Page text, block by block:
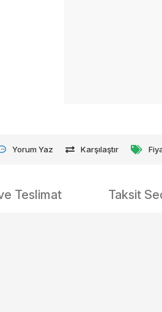
Yorum Yaz Karşılaştır
Teslimat Taksit